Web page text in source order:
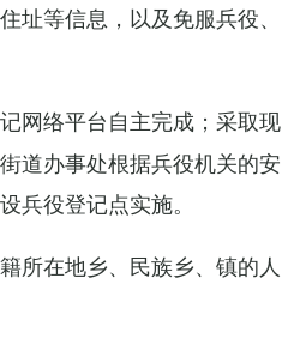
等信息，以及免服兵役、
网络平台自主完成；采取现
道办事处根据兵役机关的安
兵役登记点实施。
所在地乡、民族乡、镇的人